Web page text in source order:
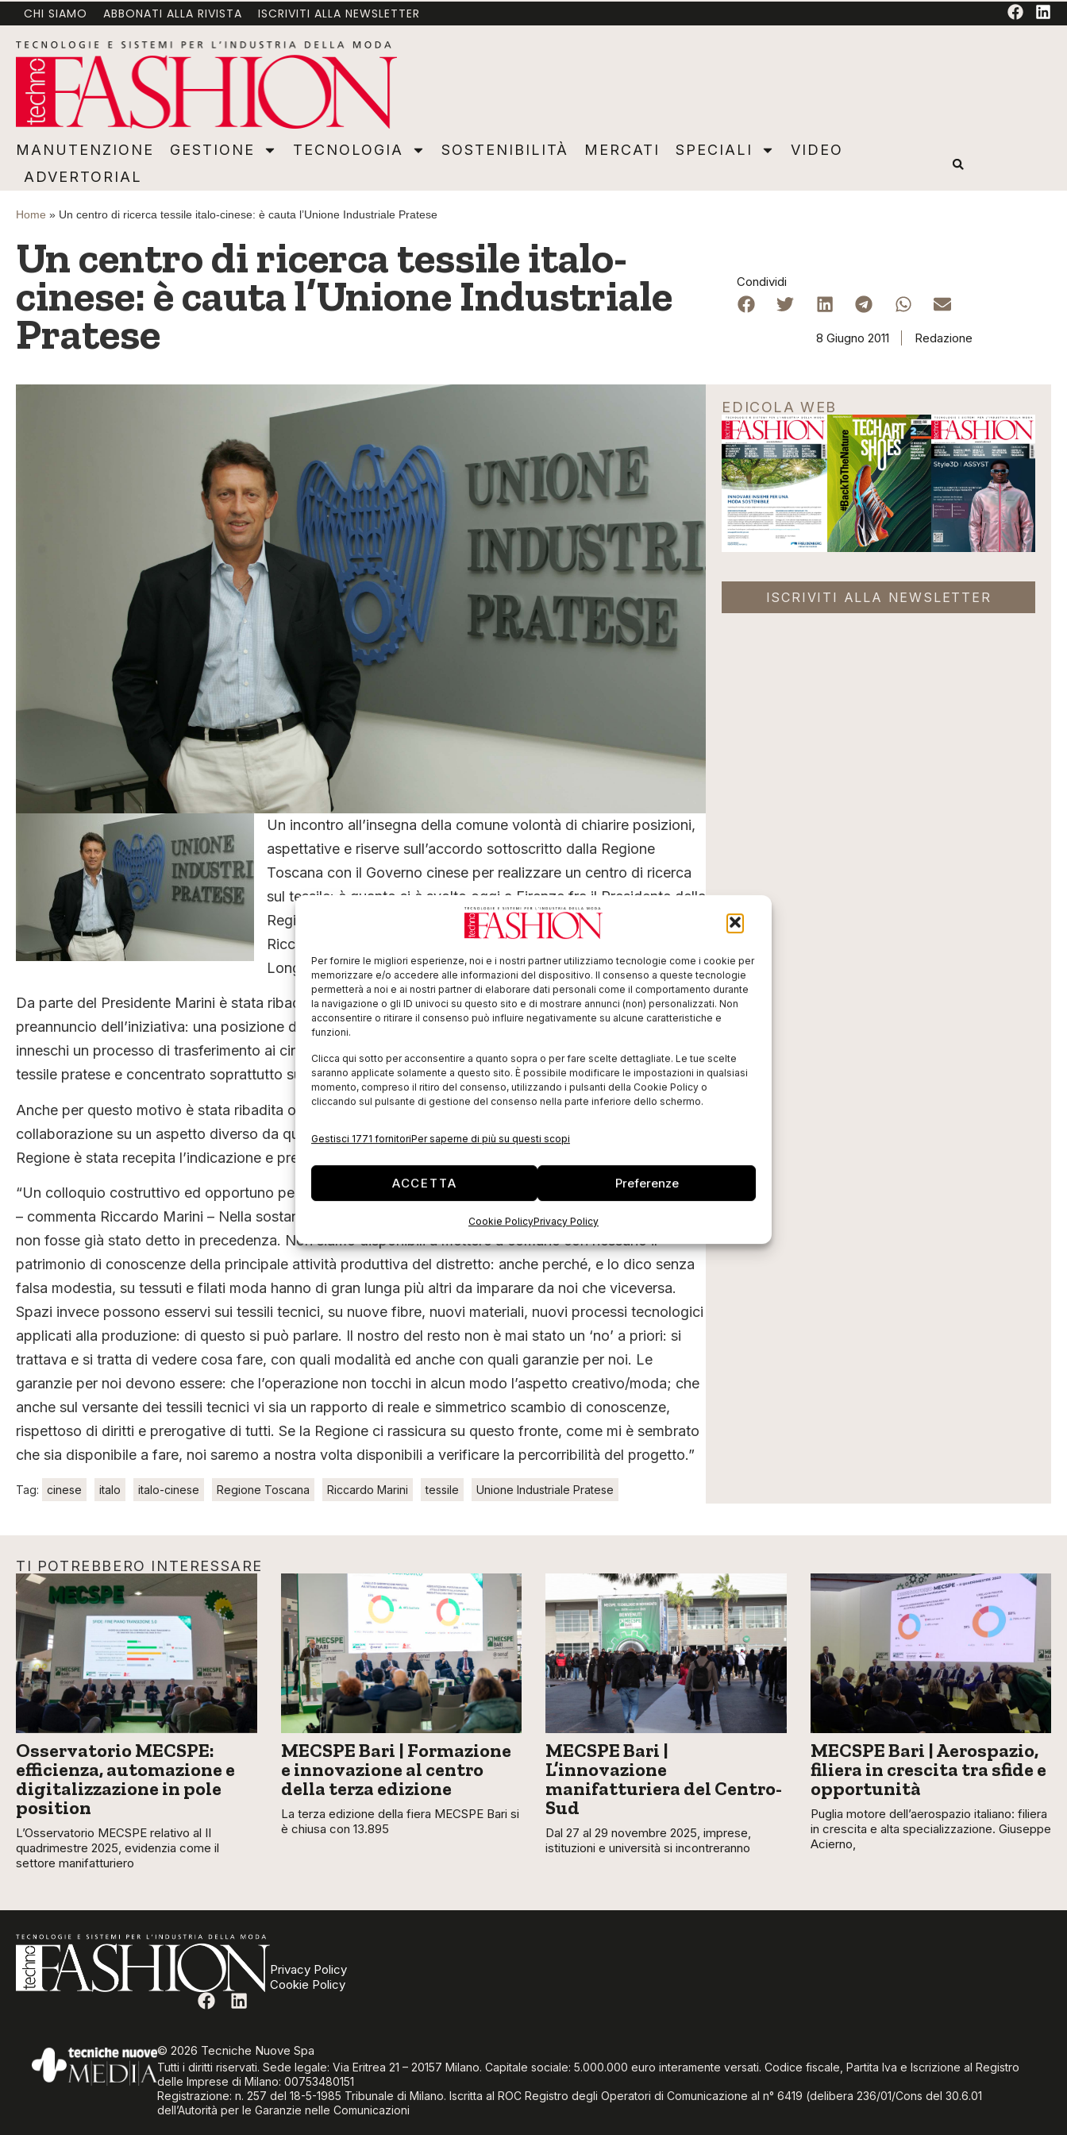
Per fornire le migliori esperienze, noi e i nostri partner utilizziamo tecnologie come i cookie per
memorizzare e/o accedere alle informazioni del dispositivo. Il consenso a queste tecnologie
permetterà a noi e ai nostri partner di elaborare dati personali come il comportamento durante
la navigazione o gli ID univoci su questo sito e di mostrare annunci (non) personalizzati. Non
acconsentire o ritirare il consenso può influire negativamente su alcune caratteristiche e
funzioni.
Clicca qui sotto per acconsentire a quanto sopra o per fare scelte dettagliate. Le tue scelte
saranno applicate solamente a questo sito. È possibile modificare le impostazioni in qualsiasi
momento, compreso il ritiro del consenso, utilizzando i pulsanti della Cookie Policy o
cliccando sul pulsante di gestione del consenso nella parte inferiore dello schermo.
Gestisci 1771 fornitoriPer saperne di più su questi scopi
ACCETTA Preferenze
Cookie PolicyPrivacy Policy
MANUTENZIONE GESTIONE TECNOLOGIA SOSTENIBILITÀ MERCATI SPECIALI VIDEO ADVERTORIAL
CHI SIAMO ABBONATI ALLA RIVISTA ISCRIVITI ALLA NEWSLETTER
MANUTENZIONE GESTIONE TECNOLOGIA SOSTENIBILITÀ MERCATI SPECIALI
VIDEO
ADVERTORIAL
Home » Un centro di ricerca tessile italo-cinese: è cauta l’Unione Industriale Pratese
Un centro di ricerca tessile italo-
cinese: è cauta l’Unione Industriale
Pratese
Condividi
8 Giugno 2011 Redazione
Un incontro all’insegna della comune volontà di chiarire posizioni,
aspettative e riserve sull’accordo sottoscritto dalla Regione
Toscana con il Governo cinese per realizzare un centro di ricerca
sul tessile: è quanto si è svolto oggi a Firenze fra il Presidente della
Regione Enrico Rossi ed i Presidenti dell’Unione Industriale Pratese
Riccardo Marini e della Camera di commercio di Prato Carlo
Longo.
Da parte del Presidente Marini è stata ribadita la posizione espressa dall’associazione fin dal
preannuncio dell’iniziativa: una posizione di grandissima cautela, per il rischio che un simile accordo
inneschi un processo di trasferimento ai cinesi del patrimonio fondamentale del know how del distretto
tessile pratese e concentrato soprattutto sul versante la moda e della creatività.
Anche per questo motivo è stata ribadita oggi da Marini la disponibilità ad esaminare possibilità di
collaborazione su un aspetto diverso da quello ‘core’ del distretto: il tessile ad uso tecnico. Da parte della
Regione è stata recepita l’indicazione e preso atto delle preclusioni rispetto al tessile moda/creativo.
“Un colloquio costruttivo ed opportuno per evitare che problemi di comunicazione generassero malintesi
– commenta Riccardo Marini – Nella sostanza, comunque, da parte nostra non è stato espresso nulla che
non fosse già stato detto in precedenza. Non siamo disponibili a mettere a comune con nessuno il
patrimonio di conoscenze della principale attività produttiva del distretto: anche perché, e lo dico senza
falsa modestia, su tessuti e filati moda hanno di gran lunga più altri da imparare da noi che viceversa.
Spazi invece possono esservi sui tessili tecnici, su nuove fibre, nuovi materiali, nuovi processi tecnologici
applicati alla produzione: di questo si può parlare. Il nostro del resto non è mai stato un ‘no’ a priori: si
trattava e si tratta di vedere cosa fare, con quali modalità ed anche con quali garanzie per noi. Le
garanzie per noi devono essere: che l’operazione non tocchi in alcun modo l’aspetto creativo/moda; che
anche sul versante dei tessili tecnici vi sia un rapporto di reale e simmetrico scambio di conoscenze,
rispettoso di diritti e prerogative di tutti. Se la Regione ci rassicura su questo fronte, come mi è sembrato
che sia disponibile a fare, noi saremo a nostra volta disponibili a verificare la percorribilità del progetto.”
Tag: cinese italo italo-cinese Regione Toscana Riccardo Marini tessile Unione Industriale Pratese
EDICOLA WEB
ISCRIVITI ALLA NEWSLETTER
TI POTREBBERO INTERESSARE
Osservatorio MECSPE:
efficienza, automazione e
digitalizzazione in pole
position
L’Osservatorio MECSPE relativo al II
quadrimestre 2025, evidenzia come il
settore manifatturiero
MECSPE Bari | Formazione
e innovazione al centro
della terza edizione
La terza edizione della fiera MECSPE Bari si
è chiusa con 13.895
MECSPE Bari |
L’innovazione
manifatturiera del Centro-
Sud
Dal 27 al 29 novembre 2025, imprese,
istituzioni e università si incontreranno
MECSPE Bari | Aerospazio,
filiera in crescita tra sfide e
opportunità
Puglia motore dell’aerospazio italiano: filiera
in crescita e alta specializzazione. Giuseppe
Acierno,
Privacy Policy
Cookie Policy
© 2026 Tecniche Nuove Spa
Tutti i diritti riservati. Sede legale: Via Eritrea 21 – 20157 Milano. Capitale sociale: 5.000.000 euro interamente versati. Codice fiscale, Partita Iva e Iscrizione al Registro
delle Imprese di Milano: 00753480151
Registrazione: n. 257 del 18-5-1985 Tribunale di Milano. Iscritta al ROC Registro degli Operatori di Comunicazione al n° 6419 (delibera 236/01/Cons del 30.6.01
dell’Autorità per le Garanzie nelle Comunicazioni